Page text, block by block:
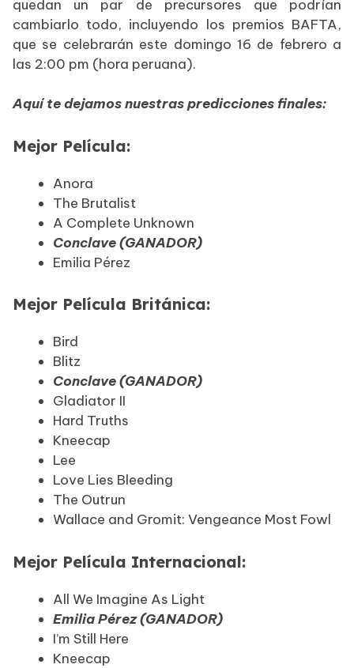
quedan un par de precursores que podrían
cambiarlo todo, incluyendo los premios BAFTA,
que se celebrarán este domingo 16 de febrero a
las 2:00 pm (hora peruana).
Aquí te dejamos nuestras predicciones finales:
Mejor Película:
Anora
The Brutalist
A Complete Unknown
Conclave (GANADOR)
Emilia Pérez
Mejor Película Británica:
Bird
Blitz
Conclave (GANADOR)
Gladiator II
Hard Truths
Kneecap
Lee
Love Lies Bleeding
The Outrun
Wallace and Gromit: Vengeance Most Fowl
Mejor Película Internacional:
All We Imagine As Light
Emilia Pérez (GANADOR)
I’m Still Here
Kneecap